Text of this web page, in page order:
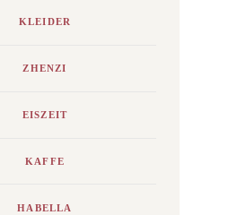
KLEIDER
ZHENZI
EISZEIT
KAFFE
HABELLA